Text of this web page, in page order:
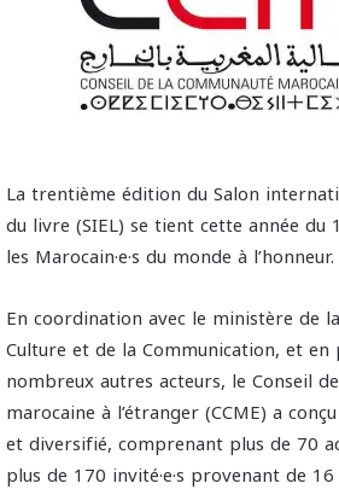
La trentième édition du Salon
du livre (SIEL) se tient cette année du
les Marocain·e·s du monde à l’honneur.
En coordination avec le ministère de
Culture et de la Communication, et
nombreux autres acteurs, le Conseil
marocaine à l’étranger (CCME) a
et diversifié, comprenant plus de 70
plus de 170 invité·e·s provenant de